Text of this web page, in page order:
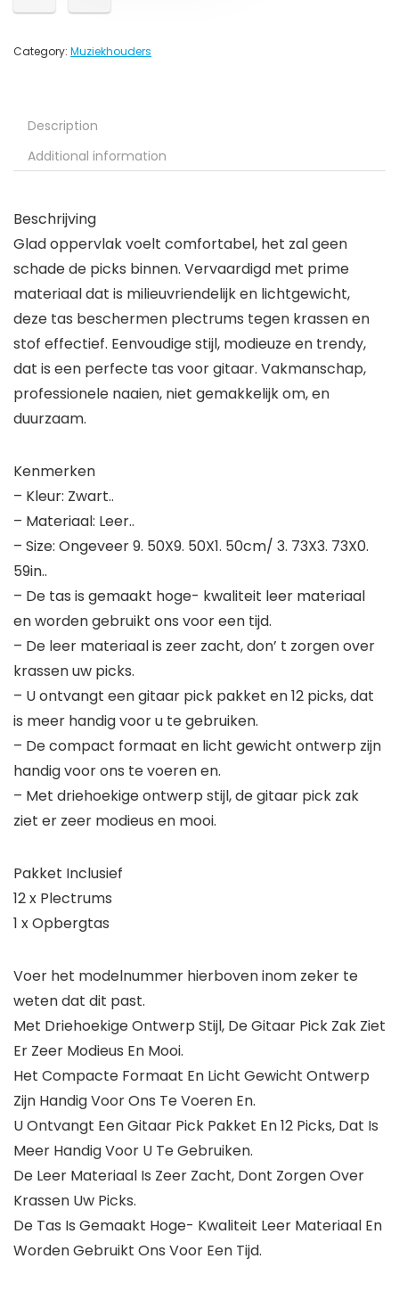
Category: Muziekhouders
Description
Additional information
Beschrijving
Glad oppervlak voelt comfortabel, het zal geen
schade de picks binnen. Vervaardigd met prime
materiaal dat is milieuvriendelijk en lichtgewicht,
deze tas beschermen plectrums tegen krassen en
stof effectief. Eenvoudige stijl, modieuze en trendy,
dat is een perfecte tas voor gitaar. Vakmanschap,
professionele naaien, niet gemakkelijk om, en
duurzaam.
Kenmerken
– Kleur: Zwart..
– Materiaal: Leer..
– Size: Ongeveer 9. 50X9. 50X1. 50cm/ 3. 73X3. 73X0.
59in..
– De tas is gemaakt hoge- kwaliteit leer materiaal
en worden gebruikt ons voor een tijd.
– De leer materiaal is zeer zacht, don’ t zorgen over
krassen uw picks.
– U ontvangt een gitaar pick pakket en 12 picks, dat
is meer handig voor u te gebruiken.
– De compact formaat en licht gewicht ontwerp zijn
handig voor ons te voeren en.
– Met driehoekige ontwerp stijl, de gitaar pick zak
ziet er zeer modieus en mooi.
Pakket Inclusief
12 x Plectrums
1 x Opbergtas
Voer het modelnummer hierboven inom zeker te
weten dat dit past.
Met Driehoekige Ontwerp Stijl, De Gitaar Pick Zak Ziet
Er Zeer Modieus En Mooi.
Het Compacte Formaat En Licht Gewicht Ontwerp
Zijn Handig Voor Ons Te Voeren En.
U Ontvangt Een Gitaar Pick Pakket En 12 Picks, Dat Is
Meer Handig Voor U Te Gebruiken.
De Leer Materiaal Is Zeer Zacht, Dont Zorgen Over
Krassen Uw Picks.
De Tas Is Gemaakt Hoge- Kwaliteit Leer Materiaal En
Worden Gebruikt Ons Voor Een Tijd.